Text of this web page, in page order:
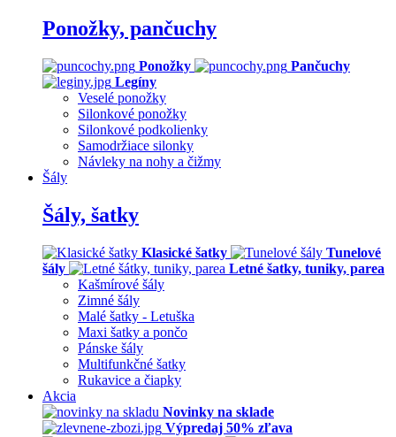
Ponožky, pančuchy
Ponožky
Pančuchy
Legíny
Veselé ponožky
Silonkové ponožky
Silonkové podkolienky
Samodržiace silonky
Návleky na nohy a čižmy
Šály
Šály, šatky
Klasické šatky
Tunelové
šály
Letné šatky, tuniky, parea
Kašmírové šály
Zimné šály
Malé šatky - Letuška
Maxi šatky a pončo
Pánske šály
Multifunkčné šatky
Rukavice a čiapky
Akcia
Novinky na sklade
Výpredaj 50% zľava